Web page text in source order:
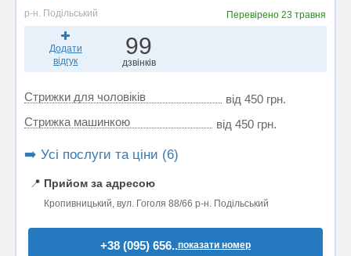
р-н. Подільський Перевірено23 травня
Додати
відгук
99
дзвінків
Стрижки для чоловіків
від 450 грн.
Стрижка машинкою
від 450 грн.
➡️ Усі послуги та ціни (6)
📍 Прийом за адресою
Кропивницький, вул. Гоголя 88/66 р-н. Подільський
+38 (095) 656..показати номер